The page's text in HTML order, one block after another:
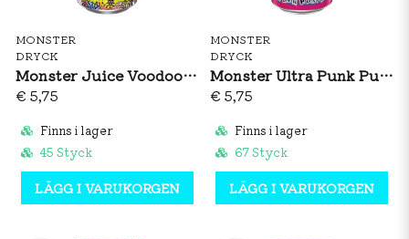
MONSTER
DRYCK
Monster Juice Voodoo Grape 473ml
€ 5,75
Finns i lager
45 Styck
LÄGG I VARUKORGEN
MONSTER
DRYCK
Monster Ultra Punk Punch 473ml
€ 5,75
Finns i lager
67 Styck
LÄGG I VARUKORGEN